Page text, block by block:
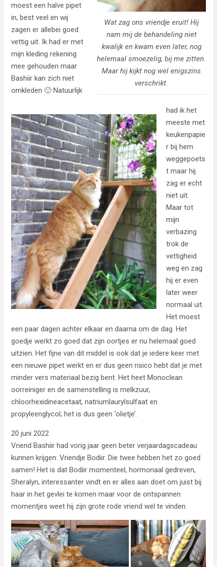
Wat zag ons vriendje eruit! Hij
nam mij de behandeling niet
kwalijk en kwam even later, nog
helemaal smoezelig, bij me zitten.
Maar hij kijkt nog wel enigszins
verschrikt.
moest een halve pipet
in, best veel en wij
zagen er allebei goed
vettig uit. Ik had er met
mijn kleding rekening
mee gehouden maar
Bashiir kan zich niet
omkleden 🙂 Natuurlijk
had ik het
meeste met
keukenpapie
r bij hem
weggepoets
t maar hij
zag er echt
niet uit.
Maar tot
mijn
verbazing
trok de
vettigheid
weg en zag
hij er even
later weer
normaal uit.
Het moest
een paar dagen achter elkaar en daarna om de dag. Het
goedje werkt zo goed dat zijn oortjes er nu helemaal goed
uitzien. Het fijne van dit middel is ook dat je iedere keer met
een nieuwe pipet werkt en er dus geen risico hebt dat je met
minder vers materiaal bezig bent. Het heet Monoclean
oorreiniger en de samenstelling is melkzuur,
chloorhexidineacetaat, natriumlaurylsulfaat en
propyleenglycol; het is dus geen ‘olietje’.
20 juni 2022
Vriend Bashiir had vorig jaar geen beter verjaardagscadeau
kunnen krijgen: Vriendje Bodiir. Die twee hebben het zo goed
samen! Het is dat Bodiir momenteel, hormonaal gedreven,
Sheralyn, interessanter vindt en er alles aan doet om juist bij
haar in het gevlei te komen maar voor de ontspannen
momentjes weet hij zijn grote rode vriend wel te vinden.